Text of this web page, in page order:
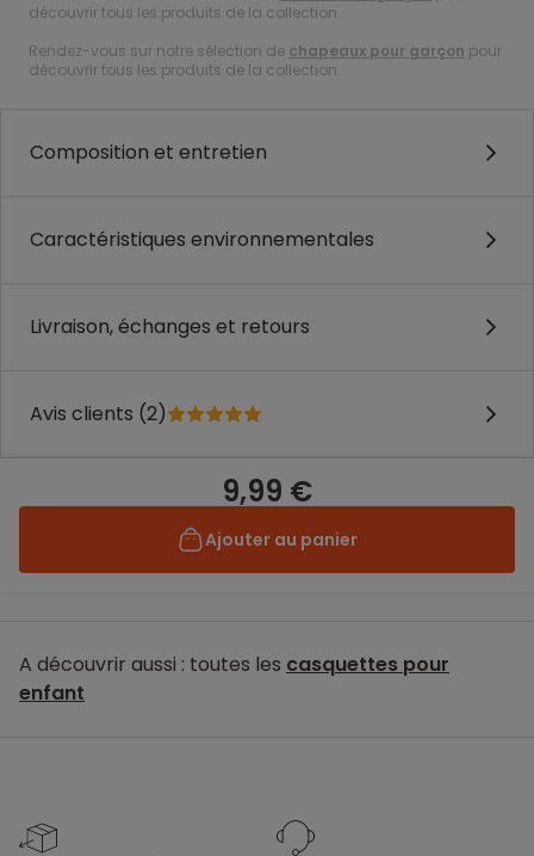
découvrir tous les produits de la collection.
Rendez-vous sur notre sélection de chapeaux pour garçon pour
découvrir tous les produits de la collection.
Composition et entretien
Caractéristiques environnementales
Livraison, échanges et retours
Avis clients (2)
9,99 €
Ajouter au panier
A découvrir aussi : toutes les casquettes pour
enfant